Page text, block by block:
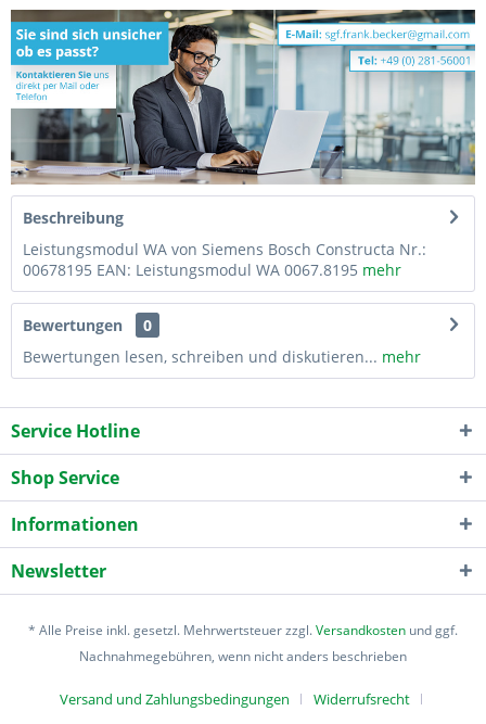
Beschreibung
Leistungsmodul WA von Siemens Bosch Constructa Nr.:
00678195 EAN: Leistungsmodul WA 0067.8195 mehr
Bewertungen
0
Bewertungen lesen, schreiben und diskutieren... mehr
Service Hotline
Shop Service
Informationen
Newsletter
* Alle Preise inkl. gesetzl. Mehrwertsteuer zzgl.Versandkosten und ggf.
Nachnahmegebühren, wenn nicht anders beschrieben
Versand und Zahlungsbedingungen Widerrufsrecht